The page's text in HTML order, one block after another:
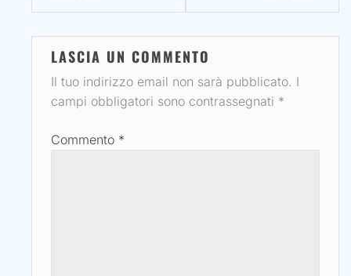
LASCIA UN COMMENTO
Il tuo indirizzo email non sarà pubblicato. I
campi obbligatori sono contrassegnati *
Commento *